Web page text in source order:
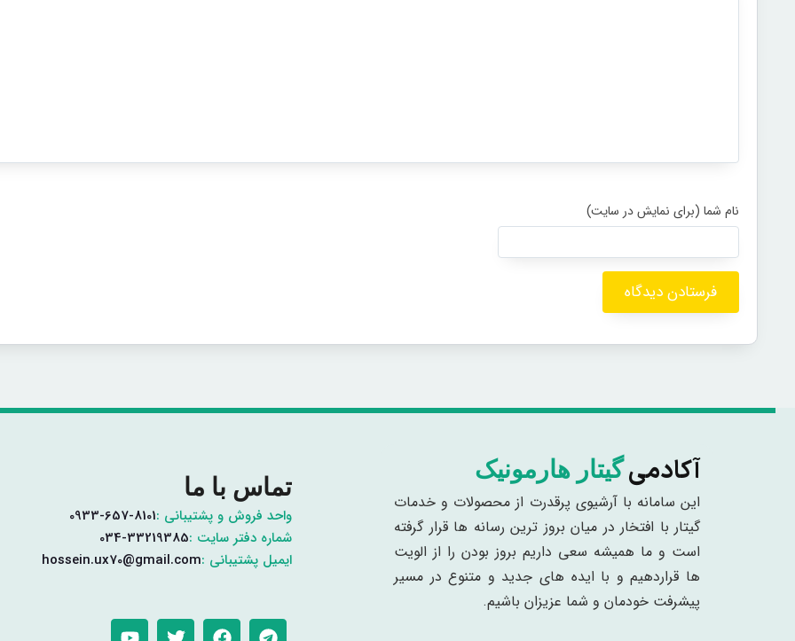
آکادمیگیتار هارمونیک
این سامانه با آرشیوی پرقدرت از محصولات و خدمات
گیتار با افتخار در میان بروز ترین رسانه ها قرار گرفته
است و ما همیشه سعی داریم بروز بودن را از الویت
ها قراردهیم و با ایده های جدید و متنوع در مسیر
پیشرفت خودمان و شما عزیزان باشیم.
تماس با ما
واحد فروش و پشتیبانی :0933-657-8101
شماره دفتر سایت :034-33219385
ایمیل پشتیبانی :hossein.ux70@gmail.com